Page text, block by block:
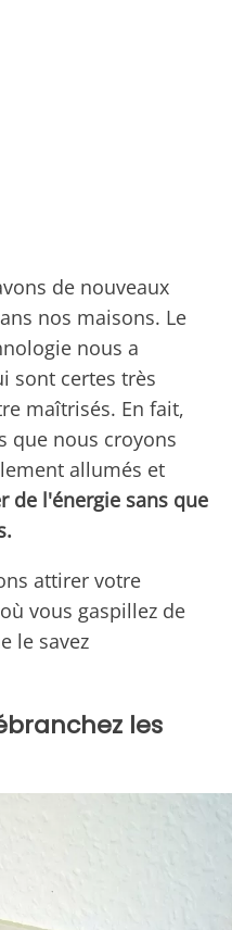
de nouveaux
nos maisons. Le
nous a
sont certes très
maîtrisés. En fait,
que nous croyons
allumés et
de l'énergie sans que
attirer votre
où vous gaspillez de
le savez
les